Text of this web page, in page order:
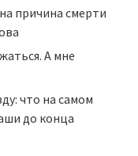
причина смерти
А мне
что на самом
до конца